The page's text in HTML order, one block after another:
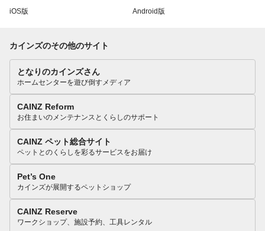
iOS版 Android版
カインズのその他のサイト
となりのカインズさん
ホームセンターを遊び倒すメディア
CAINZ Reform
お住まいのメンテナンスとくらしのサポート
CAINZ ペット総合サイト
ペットとのくらしを彩るサービスをお届け
Pet’s One
カインズが展開するペットショップ
CAINZ Reserve
ワークショップ、施設予約、工具レンタル